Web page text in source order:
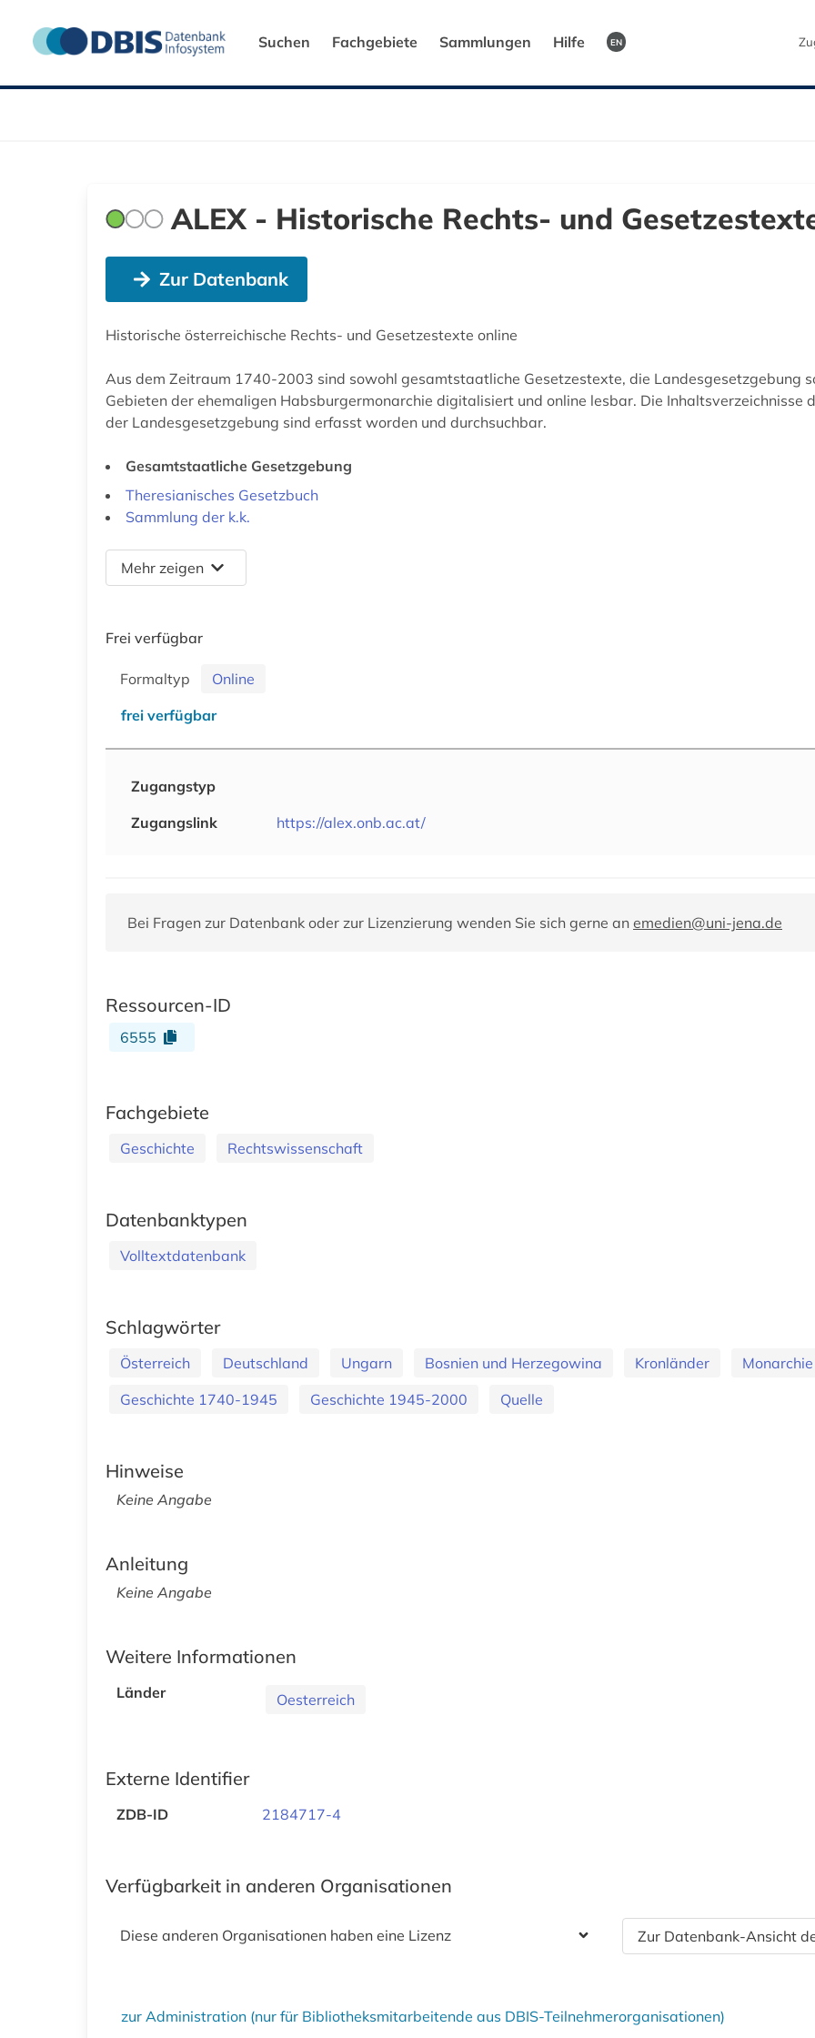
Suchen Fachgebiete Sammlungen Hilfe EN
ALEX - Historische Rechts- und
Zur Datenbank
Historische österreichische Rechts- und Gesetzestexte online
Aus dem Zeitraum 1740-2003 sind sowohl gesamtstaatliche Gesetzestexte, die Landesgesetzgebung
Gebieten der ehemaligen Habsburgermonarchie digitalisiert und online lesbar. Die
der Landesgesetzgebung sind erfasst worden und durchsuchbar.
Gesamtstaatliche Gesetzgebung
Theresianisches Gesetzbuch
Sammlung der k.k.
Mehr zeigen
Frei verfügbar
Formaltyp
Online
frei verfügbar
Zugangstyp
Zugangslink
https://alex.onb.ac.at/
Bei Fragen zur Datenbank oder zur Lizenzierung wenden Sie sich gerne an emedien@uni-jena.de
Ressourcen-ID
6555
Fachgebiete
Geschichte Rechtswissenschaft
Datenbanktypen
Volltextdatenbank
Schlagwörter
Österreich Deutschland Ungarn Bosnien und Herzegowina Kronländer Monarchie
Geschichte 1740-1945
Geschichte 1945-2000 Quelle
Hinweise
Keine Angabe
Anleitung
Keine Angabe
Weitere Informationen
Länder Oesterreich
Externe Identifier
ZDB-ID 2184717-4
Verfügbarkeit in anderen Organisationen
Diese anderen Organisationen haben eine Lizenz Zur Datenbank-Ansicht
zur Administration (nur für Bibliotheksmitarbeitende aus DBIS-Teilnehmerorganisationen)